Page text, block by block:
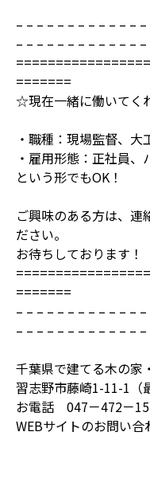
– – – – – – – – – – – –
– – – – – – – – – – – –
=======
☆現在一緒に働いてく
・職種：現場監督、大
・雇用形態：正社員
という形でもOK！
ご興味のある方は、連
ださい。
お待ちしております！
=======
– – – – – – – – – – – –
– – – – – – – – – – – –
千葉県で建てる木の家
習志野市藤崎1-11-1（
お電話 047－472－
WEBサイトのお問い